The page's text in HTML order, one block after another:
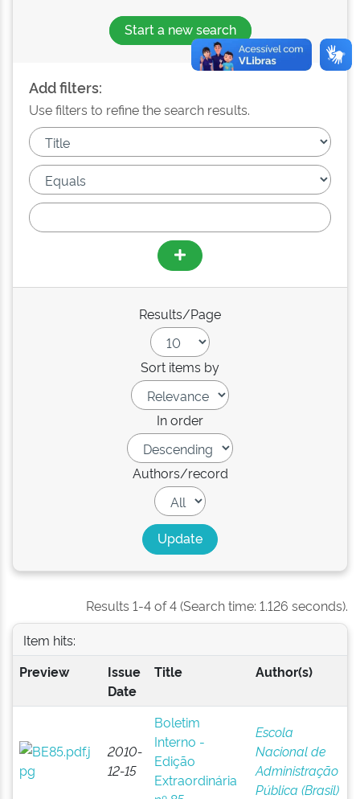
Start a new search
Add filters:
Use filters to refine the search results.
Results/Page
Sort items by
In order
Authors/record
Results 1-4 of 4 (Search time: 1.126 seconds).
Item hits:
Preview
Issue
Date
Title Author(s)
2010-
12-15
Boletim
Interno -
Edição
Extraordinária
Escola
Nacional de
Administração
Pública (Brasil)